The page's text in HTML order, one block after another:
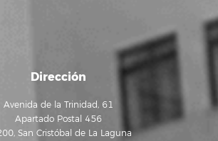
Dirección
Avenida de la Trinidad, 61
Apartado Postal 456
San Cristóbal de La Laguna